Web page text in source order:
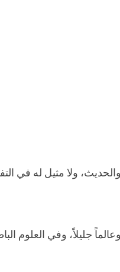
ولا مثيل له في
جليلاً، وفي العلوم